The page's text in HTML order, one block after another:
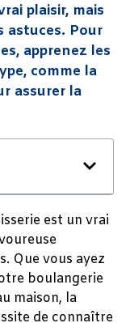
plaisir, mais
astuces. Pour
apprenez les
comme la
assurer la
est un vrai
Que vous ayez
boulangerie
maison, la
de connaître